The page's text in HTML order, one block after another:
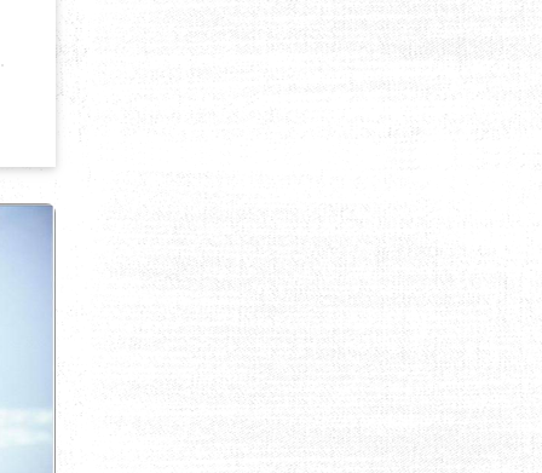
AUTOUR DE L’EVEREST